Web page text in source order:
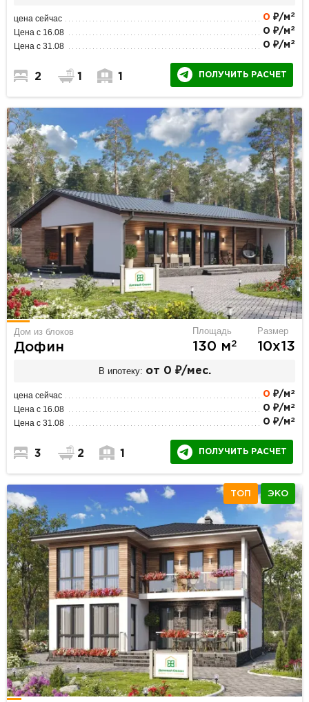
цена сейчас 0 ₽/м 2
Цена с 16.08 0 ₽/м 2
Цена с 31.08 0 ₽/м 2
2 1 1 ПОЛУЧИТЬ РАСЧЕТ
Дом из блоков
Дофин
Площадь
130 м2
Размер
10х13
В ипотеку: от 0 ₽/мес.
цена сейчас 0 ₽/м 2
Цена с 16.08 0 ₽/м 2
Цена с 31.08 0 ₽/м 2
3 2 1 ПОЛУЧИТЬ РАСЧЕТ
ТОП ЭКО